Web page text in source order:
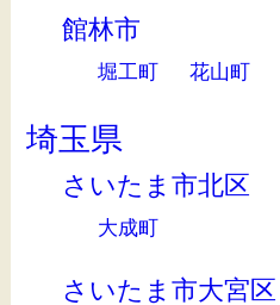
館林市
堀工町 花山町
埼玉県
さいたま市北区
大成町
さいたま市大宮区